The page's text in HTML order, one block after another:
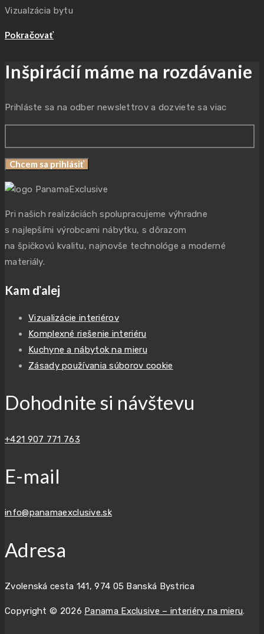
Vizualzácia bytu
Pokračovať
Inšpirácií máme na rozdávanie
Prihláste sa na odber newslettrov a dozviete sa viac
Chcem sa prihlásiť
Pri našich realizáciách spolupracujeme výhradne
s najlepšími výrobcami nábytku, s dôrazom
na špičkovú kvalitu, najnovše technológe a moderné
materiály.
Kam ďalej
Vizualizácie interiérov
Komplexné riešenie interiéru
Kuchyne a nábytok na mieru
Zásady používania súborov cookie
Dohodnite si návštevu
+421 907 771 763
E-mail
info@panamaexclusive.sk
Adresa
Zvolenská cesta 141, 974 05 Banská Bystrica
Copyright © 2026 Panama Exclusive – interiéry na mieru.